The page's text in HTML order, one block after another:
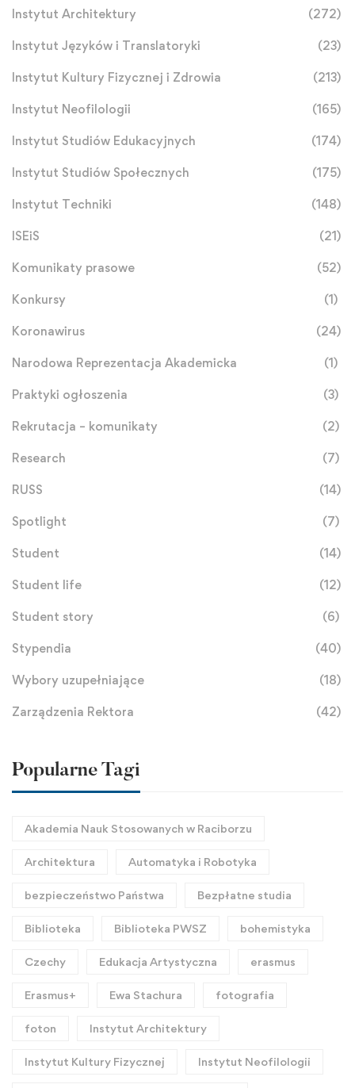
Instytut Architektury (272)
Instytut Języków i Translatoryki (23)
Instytut Kultury Fizycznej i Zdrowia (213)
Instytut Neofilologii (165)
Instytut Studiów Edukacyjnych (174)
Instytut Studiów Społecznych (175)
Instytut Techniki (148)
ISEiS (21)
Komunikaty prasowe (52)
Konkursy (1)
Koronawirus (24)
Narodowa Reprezentacja Akademicka (1)
Praktyki ogłoszenia (3)
Rekrutacja – komunikaty (2)
Research (7)
RUSS (14)
Spotlight (7)
Student (14)
Student life (12)
Student story (6)
Stypendia (40)
Wybory uzupełniające (18)
Zarządzenia Rektora (42)
Popularne Tagi
Akademia Nauk Stosowanych w Raciborzu
Architektura Automatyka i Robotyka
bezpieczeństwo Państwa Bezpłatne studia
Biblioteka Biblioteka PWSZ bohemistyka
Czechy Edukacja Artystyczna erasmus
Erasmus+ Ewa Stachura fotografia
foton Instytut Architektury
Instytut Kultury Fizycznej Instytut Neofilologii